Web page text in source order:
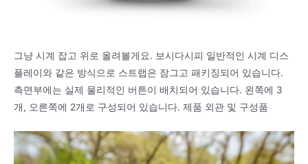
그냥 시계 잡고 위로 올려볼게요. 보시다시피 일반적인 시계 디스
플레이와 같은 방식으로 스트랩은 잠그고 패키징되어 있습니다.
측면부에는 실제 물리적인 버튼이 배치되어 있습니다. 왼쪽에 3
개, 오른쪽에 2개로 구성되어 있습니다. 제품 외관 및 구성품